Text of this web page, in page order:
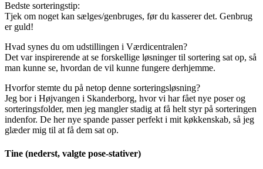
Bedste sorteringstip:
Tjek om noget kan sælges/genbruges, før du kasserer det. Genbrug
er guld!
Hvad synes du om udstillingen i Værdicentralen?
Det var inspirerende at se forskellige løsninger til sortering sat op, så
man kunne se, hvordan de vil kunne fungere derhjemme.
Hvorfor stemte du på netop denne sorteringsløsning?
Jeg bor i Højvangen i Skanderborg, hvor vi har fået nye poser og
sorteringsfolder, men jeg mangler stadig at få helt styr på sorteringen
indenfor. De her nye spande passer perfekt i mit køkkenskab, så jeg
glæder mig til at få dem sat op.
Tine (nederst, valgte pose-stativer)